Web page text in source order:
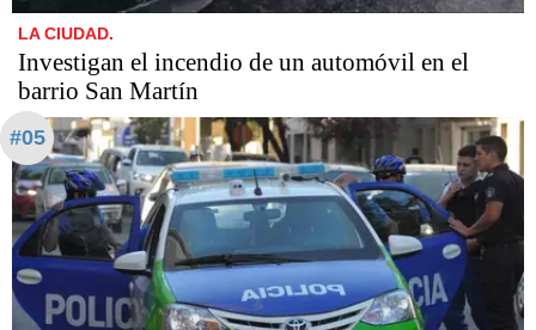
LA CIUDAD.
Investigan el incendio de un automóvil en el
barrio San Martín
#05